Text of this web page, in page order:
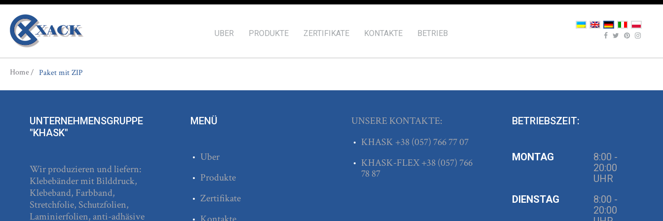
UBER PRODUKTE ZERTIFIKATE KONTAKTE BETRIEB
You are here
Home Paket mit ZIP
UNTERNEHMENSGRUPPE
"KHASK"
Wir produzieren und liefern:
Klebebänder mit Bilddruck,
Klebeband, Farbband,
Stretchfolie, Schutzfolien,
Laminierfolien, anti-adhäsive
MENÜ
Uber
Produkte
Zertifikate
UNSERE KONTAKTE:
KHASK+38(057) 766 77 07
KHASK-FLEX+38(057) 766
78 87
BETRIEBSZEIT:
MONTAG
8:00 -
20:00
UHR
DIENSTAG
8:00 -
20:00